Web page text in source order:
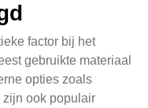
factor bij het
gebruikte materiaal
opties zoals
ook populair